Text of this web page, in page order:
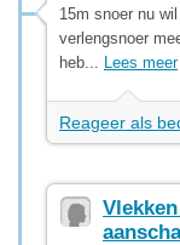
15m snoer nu
verlengsnoer
heb... Lees meer
Reageer als